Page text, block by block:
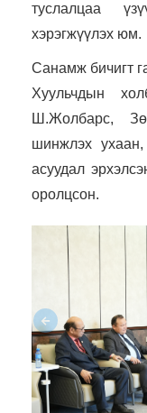
туслалцаа
хэрэгжүүлэх юм.
Санамж бичигт
Хуульчдын
Ш.Жолбарс,
шинжлэх
асуудал
оролцсон.